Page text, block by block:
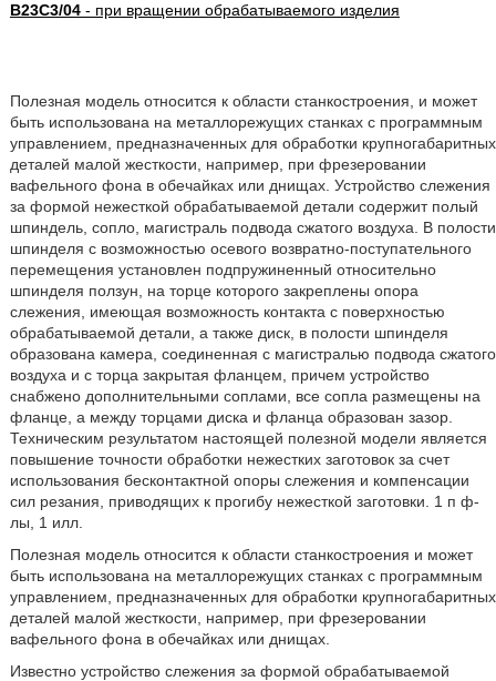
B23C3/04- при вращении обрабатываемого изделия
Полезная модель относится к области станкостроения, и может
быть использована на металлорежущих станках с программным
управлением, предназначенных для обработки крупногабаритных
деталей малой жесткости, например, при фрезеровании
вафельного фона в обечайках или днищах. Устройство слежения
за формой нежесткой обрабатываемой детали содержит полый
шпиндель, сопло, магистраль подвода сжатого воздуха. В полости
шпинделя с возможностью осевого возвратно-поступательного
перемещения установлен подпружиненный относительно
шпинделя ползун, на торце которого закреплены опора
слежения, имеющая возможность контакта с поверхностью
обрабатываемой детали, а также диск, в полости шпинделя
образована камера, соединенная с магистралью подвода сжатого
воздуха и с торца закрытая фланцем, причем устройство
снабжено дополнительными соплами, все сопла размещены на
фланце, а между торцами диска и фланца образован зазор.
Техническим результатом настоящей полезной модели является
повышение точности обработки нежестких заготовок за счет
использования бесконтактной опоры слежения и компенсации
сил резания, приводящих к прогибу нежесткой заготовки. 1 п ф-
лы, 1 илл.
Полезная модель относится к области станкостроения и может
быть использована на металлорежущих станках с программным
управлением, предназначенных для обработки крупногабаритных
деталей малой жесткости, например, при фрезеровании
вафельного фона в обечайках или днищах.
Известно устройство слежения за формой обрабатываемой